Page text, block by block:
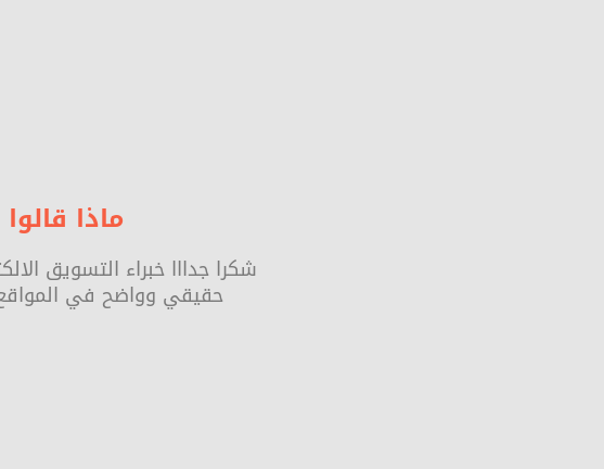
ماذا
شكرا جدااا خبراء التسويق
حقيقي وواضح في